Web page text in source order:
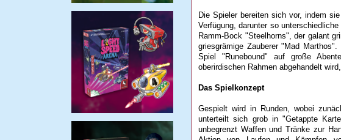
Die Spieler bereiten sich vor, indem
Verfügung, darunter so
Ramm-Bock "Steelhorns", der galant
griesgrämige Zauberer "Mad
Spiel "Runebound" auf große
oberirdischen Rahmen abgehandelt
Das Spielkonzept
Gespielt wird in Runden, wobei
unterteilt sich grob in "Getappte
unbegrenzt Waffen und Tränke zur